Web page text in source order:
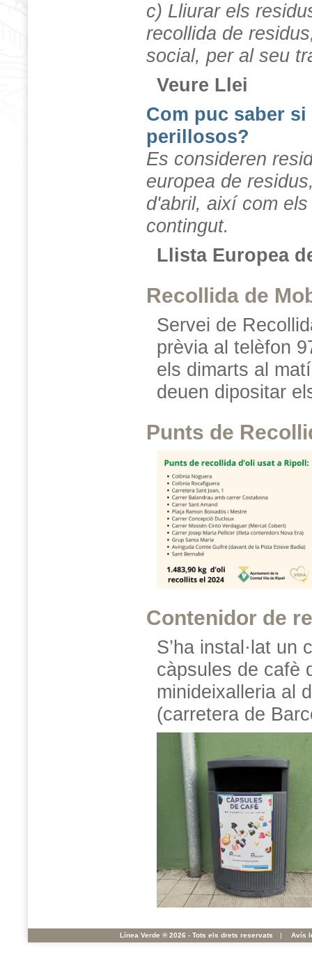
c) Lliurar els
recollida de
social, per al seu
Veure Llei
Com puc saber
perillosos?
Es consideren
europea de
d'abril, així com
contingut.
Llista Europea
Recollida de
Servei de
prèvia al telèfon
els dimarts al
deuen dipositar
Punts de
Contenidor de
S’ha instal·lat
càpsules de cafè
minideixalleria al
(carretera de
Línea Verde ® 2026 - Tots els drets reservats | Avís